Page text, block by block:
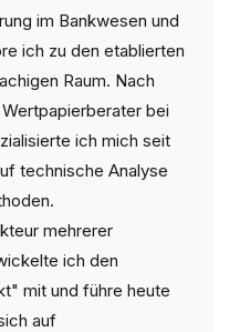
im Bankwesen und
ich zu den etablierten
Raum. Nach
bei
ich mich seit
technische Analyse
mehrerer
ich den
mit und führe heute
auf